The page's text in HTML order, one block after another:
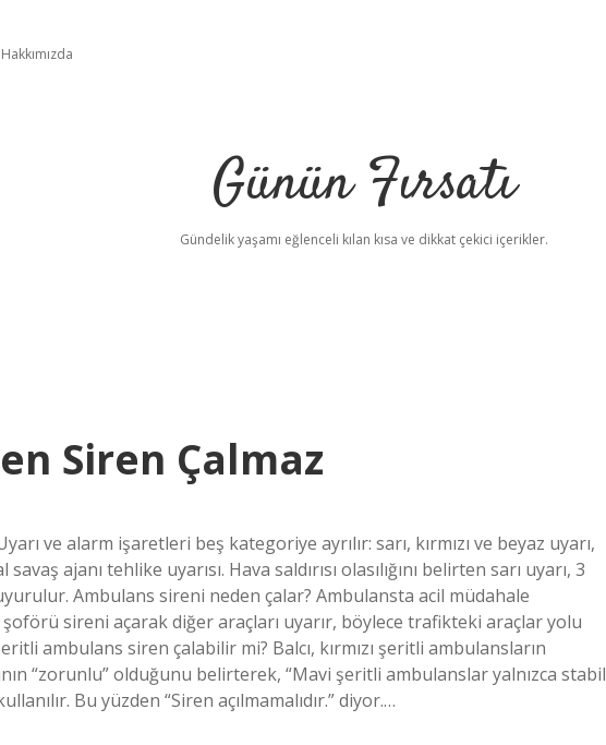
Hakkımızda
Günün Fırsatı
Gündelik yaşamı eğlenceli kılan kısa ve dikkat çekici içerikler.
Siren Çalmaz
ve alarm işaretleri beş kategoriye ayrılır: sarı, kırmızı ve beyaz uyarı,
ajanı tehlike uyarısı. Hava saldırısı olasılığını belirten sarı uyarı, 3
Ambulans sireni neden çalar? Ambulansta acil müdahale
sireni açarak diğer araçları uyarır, böylece trafikteki araçlar yolu
ambulans siren çalabilir mi? Balcı, kırmızı şeritli ambulansların
“zorunlu” olduğunu belirterek, “Mavi şeritli ambulanslar yalnızca stabil
Bu yüzden “Siren açılmamalıdır.” diyor.…